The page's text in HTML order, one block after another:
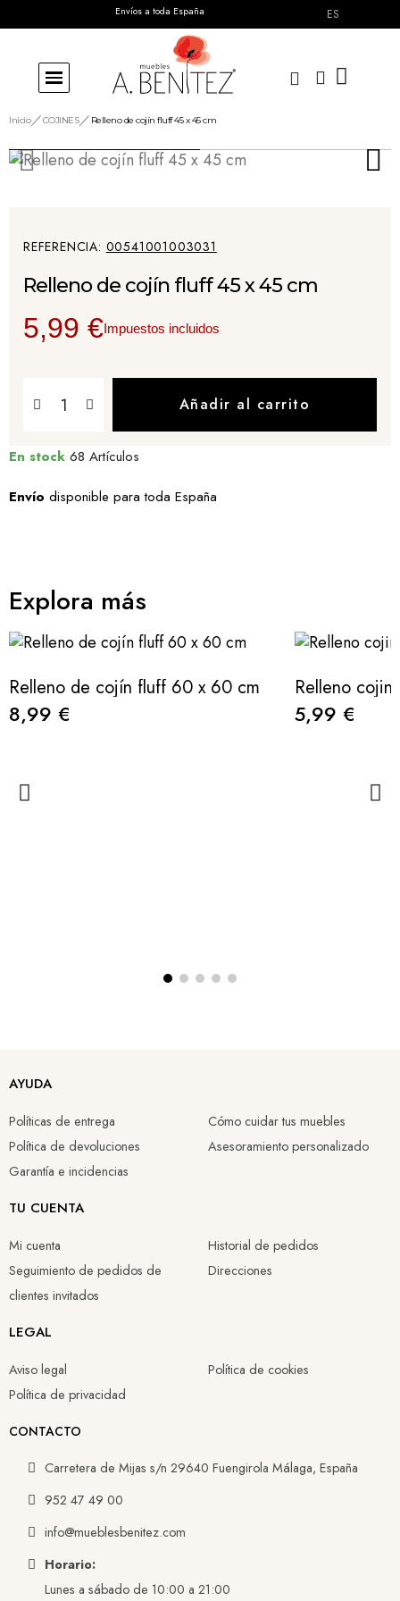
Envíos a toda España ES
Inicio COJINES Relleno de cojín fluff 45 x 45 cm
REFERENCIA 00541001003031
Relleno de cojín fluff 45 x 45 cm
5,99 €Impuestos incluidos
Añadir al carrito
En stock 68 Artículos
Envío disponible para toda España
Explora más
Relleno de cojín fluff 60 x 60 cm
8,99 €
Relleno
5,99 €
AYUDA
Políticas de entrega
Política de devoluciones
Garantía e incidencias
Cómo cuidar tus muebles
Asesoramiento personalizado
TU CUENTA
Mi cuenta
Seguimiento de pedidos de
clientes invitados
Historial de pedidos
Direcciones
LEGAL
Aviso legal
Política de privacidad
Política de cookies
CONTACTO
Carretera de Mijas s/n 29640 Fuengirola Málaga, España
952 47 49 00
info@mueblesbenitez.com
Horario:
Lunes a sábado de 10:00 a 21:00